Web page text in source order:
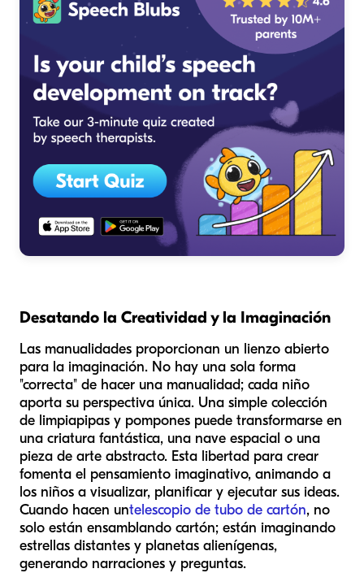
Desatando la Creatividad y la Imaginación
Las manualidades proporcionan un lienzo abierto
para la imaginación. No hay una sola forma
"correcta" de hacer una manualidad; cada niño
aporta su perspectiva única. Una simple colección
de limpiapipas y pompones puede transformarse en
una criatura fantástica, una nave espacial o una
pieza de arte abstracto. Esta libertad para crear
fomenta el pensamiento imaginativo, animando a
los niños a visualizar, planificar y ejecutar sus ideas.
Cuando hacen untelescopio de tubo de cartón, no
solo están ensamblando cartón; están imaginando
estrellas distantes y planetas alienígenas,
generando narraciones y preguntas.